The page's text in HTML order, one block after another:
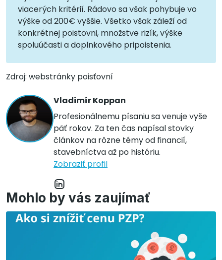
viacerých kritérií. Rádovo sa však pohybuje vo
výške od 200€ vyššie. Všetko však záleží od
konkrétnej poistovni, množstve rizík, výške
spoluúčasti a doplnkového pripoistenia.
Zdroj: webstránky poisťovní
Vladimír Koppan
Profesionálnemu písaniu sa venuje vyše
päť rokov. Za ten čas napísal stovky
článkov na rôzne témy od financií,
stavebníctva až po históriu.
Zobraziť profil
Mohlo by vás zaujímať